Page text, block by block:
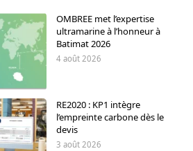
OMBREE met l’expertise
ultramarine à l’honneur à
Batimat 2026
4 août 2026
RE2020 : KP1 intègre
l’empreinte carbone dès le
devis
3 août 2026